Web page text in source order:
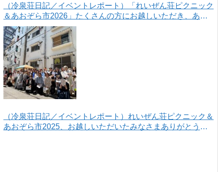
（冷泉荘日記／イベントレポート）「れいぜん荘ピクニック
＆あおぞら市2026」たくさんの方にお越しいただき、あり
がとうございました！
（冷泉荘日記／イベントレポート）れいぜん荘ピクニック＆
あおぞら市2025、お越しいただいたみなさまありがとうご